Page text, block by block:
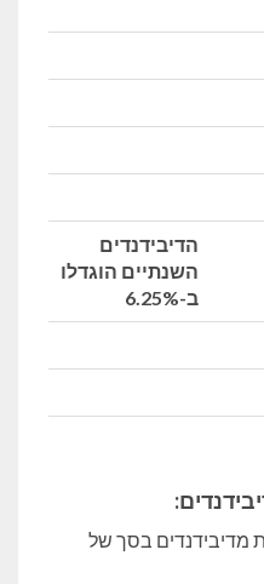
הדיבידנדים
השנתיים הוגדלו
ב-6.25%
מדיבידנדים בסך של